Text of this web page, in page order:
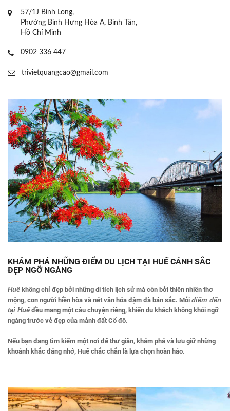
57/1J Bình Long,
Phường Bình Hưng Hòa A, Bình Tân,
Hồ Chí Minh
0902 336 447
trivietquangcao@gmail.com
KHÁM PHÁ NHỮNG ĐIỂM DU LỊCH TẠI HUẾ CẢNH SẮC
ĐẸP NGỠ NGÀNG
Huếkhông chỉ đẹp bởi những di tích lịch sử mà còn bởi thiên nhiên thơ
mộng, con người hiền hòa và nét văn hóa đậm đà bản sắc. Mỗi điểm đến
tại Huếđều mang một câu chuyện riêng, khiến du khách không khỏi ngỡ
ngàng trước vẻ đẹp của mảnh đất Cố đô.
Nếu bạn đang tìm kiếm một nơi để thư giãn, khám phá và lưu giữ những
khoảnh khắc đáng nhớ, Huế chắc chắn là lựa chọn hoàn hảo.